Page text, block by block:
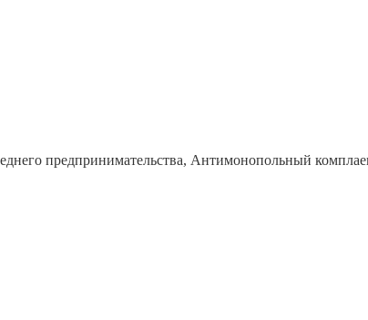
предпринимательства, Антимонопольный